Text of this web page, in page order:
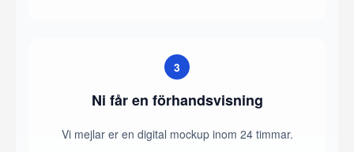
3
Ni får en förhandsvisning
Vi mejlar er en digital mockup inom 24 timmar.